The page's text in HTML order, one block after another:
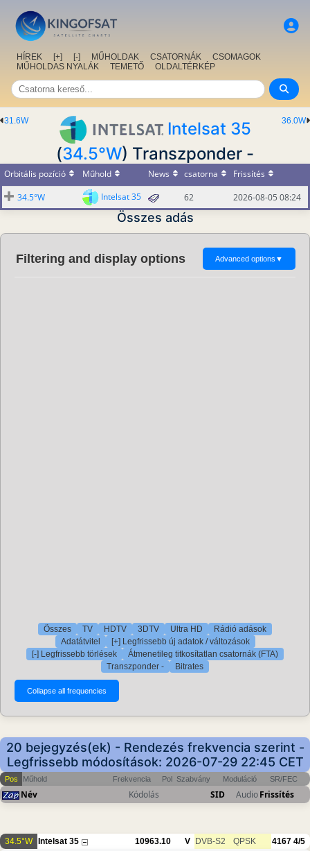
HÍREK [+] [-] MŰHOLDAK CSATORNÁK
CSOMAGOK
MŰHOLDAS NYALÁK
TEMETŐ OLDALTÉRKÉP
36.0W
31.6W
Intelsat 35
(34.5°W) Transzponder -
Orbitális pozíció Műhold News csatorna
Frissítés
34.5°W
Intelsat 35 62 2026-08-05 08:24
Összes adás
Filtering and display options Advanced options ▼
Összes TV HDTV 3DTV Ultra HD
Rádió adások
Adatátvitel
[+] Legfrissebb új adatok / változások
[-] Legfrissebb törlések
Átmenetileg titkosítatlan csatornák (FTA)
Transzponder -
Bitrates
20 bejegyzés(ek) - Rendezés frekvencia szerint -
Legfrissebb módosítások: 2026-07-29 22:45 CET
Pos Műhold Frekvencia Pol Szabvány Moduláció SR/FEC
Név Kódolás SID AudioFrissítés
34.5°W Intelsat 35 10963.10 V DVB-S2 QPSK 4167 4/5